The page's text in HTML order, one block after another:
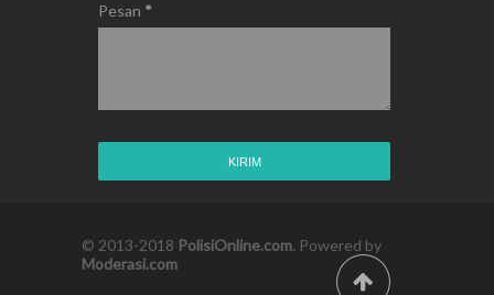
Pesan *
© 2013-2018 PolisiOnline.com. Powered by
Moderasi.com